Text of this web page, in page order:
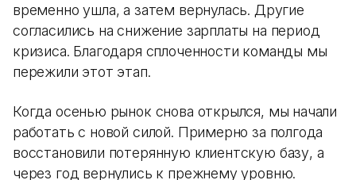
временно ушла, а затем вернулась. Другие
согласились на снижение зарплаты на период
кризиса. Благодаря сплоченности команды мы
пережили этот этап.
Когда осенью рынок снова открылся, мы начали
работать с новой силой. Примерно за полгода
восстановили потерянную клиентскую базу, а
через год вернулись к прежнему уровню.